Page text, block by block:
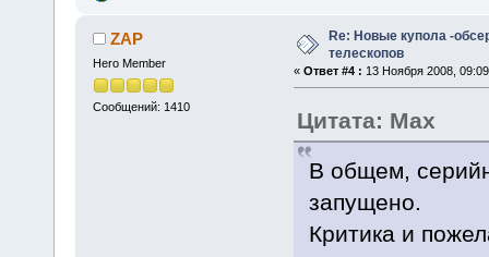
ZAP
Hero Member
Сообщений: 1410
Re: Новые купола -
телескопов
« Ответ #4 : 13 Ноября 2008,
Цитата: Max
В общем,
запущено.
Критика и